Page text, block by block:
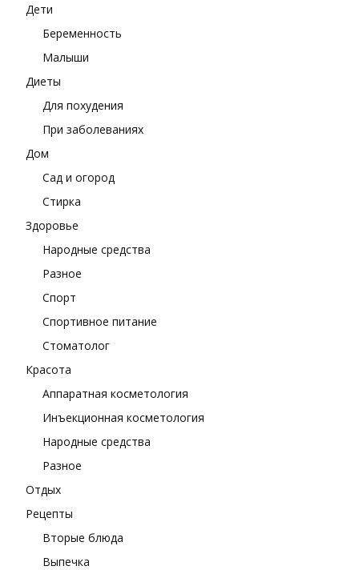
Дети
Беременность
Малыши
Диеты
Для похудения
При заболеваниях
Дом
Сад и огород
Стирка
Здоровье
Народные средства
Разное
Спорт
Спортивное питание
Стоматолог
Красота
Аппаратная косметология
Инъекционная косметология
Народные средства
Разное
Отдых
Рецепты
Вторые блюда
Выпечка